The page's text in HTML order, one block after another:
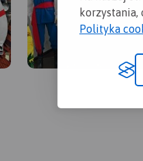
korzystania,
Polityka